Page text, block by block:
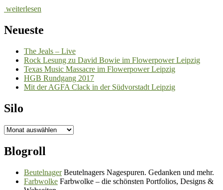
weiterlesen
Neueste
The Jeals – Live
Rock Lesung zu David Bowie im Flowerpower Leipzig
Texas Music Massacre im Flowerpower Leipzig
HGB Rundgang 2017
Mit der AGFA Clack in der Südvorstadt Leipzig
Silo
Silo
Blogroll
BeutelnagerBeutelnagers Nagespuren. Gedanken und mehr.
Farbwolke Farbwolke – die schönsten Portfolios, Designs &